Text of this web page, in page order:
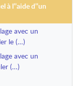
l’’aide d’’un
avec un
le (…)
avec un
(…)